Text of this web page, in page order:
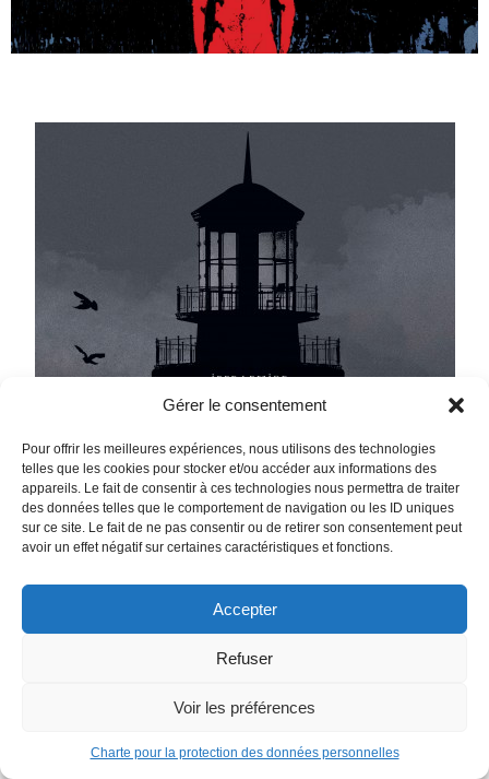
Gérer le consentement
Pour offrir les meilleures expériences, nous utilisons des technologies
telles que les cookies pour stocker et/ou accéder aux informations des
appareils. Le fait de consentir à ces technologies nous permettra de traiter
des données telles que le comportement de navigation ou les ID uniques
sur ce site. Le fait de ne pas consentir ou de retirer son consentement peut
avoir un effet négatif sur certaines caractéristiques et fonctions.
Accepter
Refuser
Voir les préférences
Charte pour la protection des données personnelles